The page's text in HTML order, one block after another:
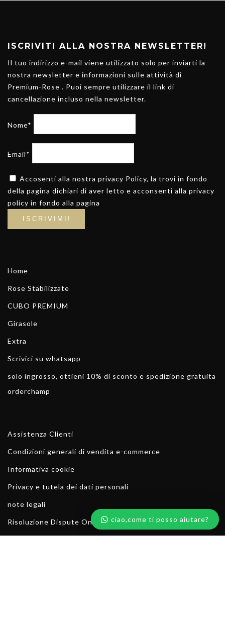
ISCRIVITI ALLA NOSTRA NEWSLETTER!
Il tuo indirizzo e-mail viene utilizzato solo per inviarti la
nostra newsletter e informazioni sulle attività di
Premium-Rose . Puoi sempre utilizzare il link di
cancellazione incluso nella newsletter.
Nome*
Email*
Accosenti alla nostra privacy Policy, la trovi in fondo
della pagina dichiari di aver letto e acconsenti alla privacy
policy in fondo alla pagina
Home
Rose Stabilizzate
CUBO PREMIUM
Girasole
Extra
Scrivici su whatsapp
solo ingrosso, ottieni 10% di sconto e spedizione gratuita
orderchamp
Assistenza Clienti
Condizioni generali di vendita e-commerce
Informativa cookie
Privacy e tutela dei dati personali
note legali
Risoluzione Dispute Online ciao,come ti posso aiutare?